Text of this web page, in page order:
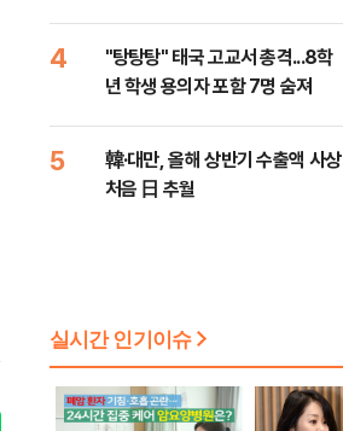
4
"탕탕탕" 태국 고교서 총격...8학
년 학생 용의자 포함 7명 숨져
5
韓·대만, 올해 상반기 수출액 사상
처음 日 추월